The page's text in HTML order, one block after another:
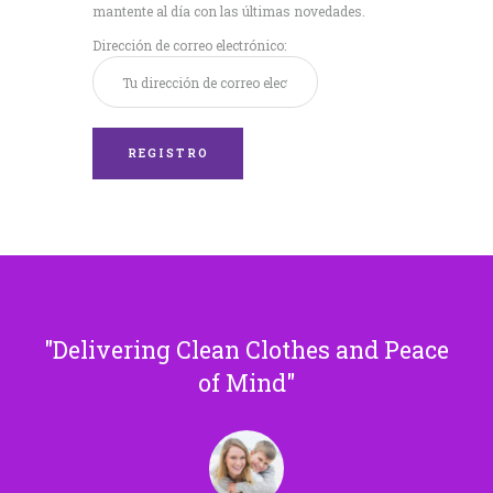
mantente al día con las últimas novedades.
Dirección de correo electrónico:
Delivering Clean Clothes and Peace
of Mind